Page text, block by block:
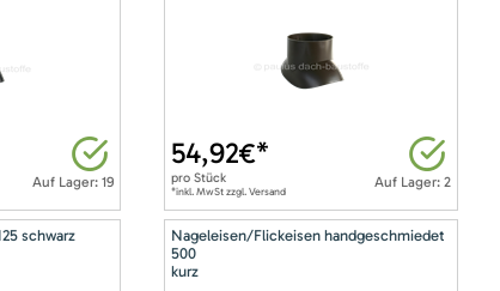
Auf Lager: 19 Auf Lager: 2
54,92€*
proStück
*inkl. MwSt zzgl. Versand
schwarz
Nageleisen/Flickeisen handgeschmiedet
500
kurz